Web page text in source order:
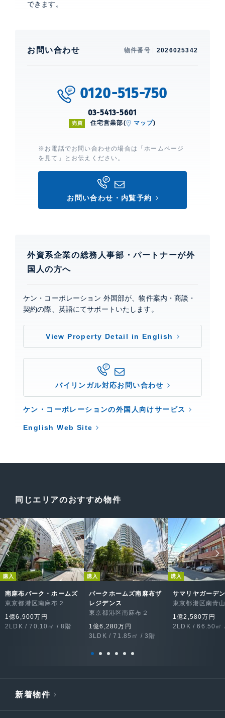
できます。
お問い合わせ 物件番号 2026025342
0120-515-750
03-5413-5601
売買 住宅営業部( マップ)
※お電話でお問い合わせの場合は「ホームページ
を見て」とお伝えください。
お問い合わせ・内覧予約
外資系企業の総務人事部・パートナーが外
国人の方へ
ケン・コーポレーション 外国部が、物件案内・商談・
契約の際、英語にてサポートいたします。
View Property Detail in English
バイリンガル対応お問い合わせ
ケン・コーポレーションの外国人向けサービス
English Web Site
同じエリアのおすすめ物件
購入
南麻布パーク・ホームズ
東京都港区南麻布２
1億6,900万円
2LDK / 70.10㎡ / 8階
購入
パークホームズ南麻布ザ
レジデンス
東京都港区南麻布２
1億6,280万円
3LDK / 71.85㎡ / 3階
購入
サマリヤガーデ
東京都港区南青
1億2,580万円
2LDK / 66.50㎡
新着物件